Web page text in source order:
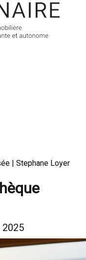
| Stephane Loyer
2025